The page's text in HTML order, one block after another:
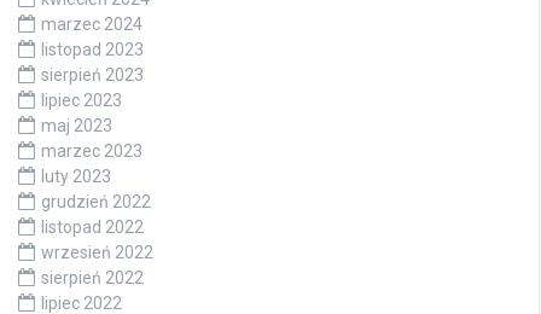
marzec 2024
listopad 2023
sierpień 2023
lipiec 2023
maj 2023
marzec 2023
luty 2023
grudzień 2022
listopad 2022
wrzesień 2022
sierpień 2022
lipiec 2022